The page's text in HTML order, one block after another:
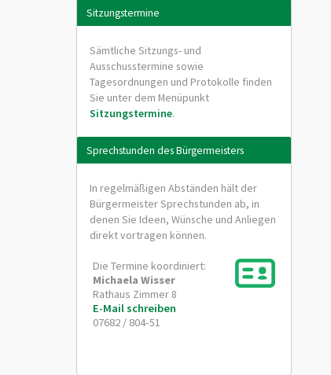
Sitzungstermine
Sämtliche Sitzungs- und
Ausschusstermine sowie
Tagesordnungen und Protokolle finden
Sie unter dem Menüpunkt
Sitzungstermine.
Sprechstunden des Bürgermeisters
In regelmäßigen Abständen hält der
Bürgermeister Sprechstunden ab, in
denen Sie Ideen, Wünsche und Anliegen
direkt vortragen können.
Die Termine koordiniert:
Michaela Wisser
Rathaus Zimmer 8
E-Mail schreiben
07682 / 804-51